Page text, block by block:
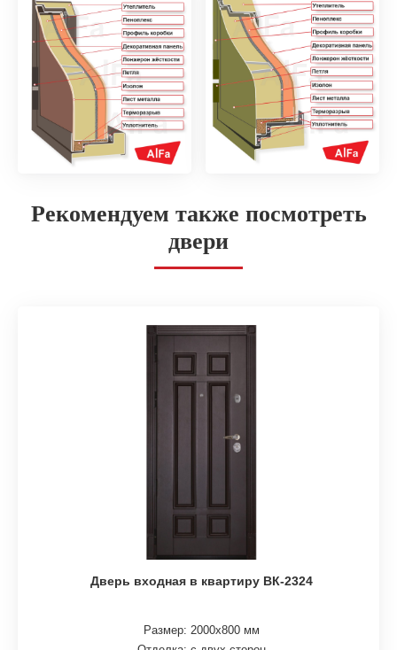
Рекомендуем также посмотреть
двери
Дверь входная в квартиру ВК-2324
Размер: 2000х800 мм